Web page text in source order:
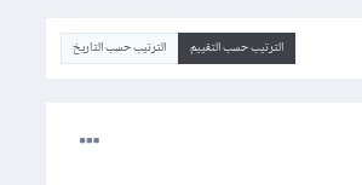
الترتيب حسب التقييم الترتيب حسب التاريخ